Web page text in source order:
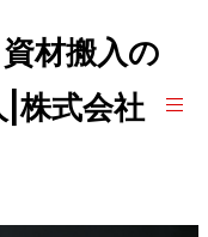
材搬入の
株式会社